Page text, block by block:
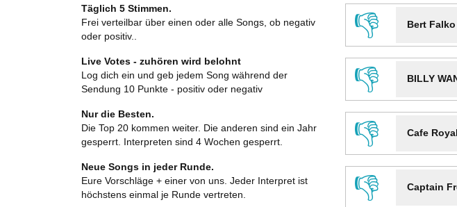
👎
Bert Falko
👎
BILLY
👎
Cafe
👎
Captain
Täglich 5 Stimmen.
Frei verteilbar über einen oder alle Songs, ob negativ
oder positiv..
Live Votes - zuhören wird belohnt
Log dich ein und geb jedem Song während der
Sendung 10 Punkte - positiv oder negativ
Nur die Besten.
Die Top 20 kommen weiter. Die anderen sind ein Jahr
gesperrt. Interpreten sind 4 Wochen gesperrt.
Neue Songs in jeder Runde.
Eure Vorschläge + einer von uns. Jeder Interpret ist
höchstens einmal je Runde vertreten.